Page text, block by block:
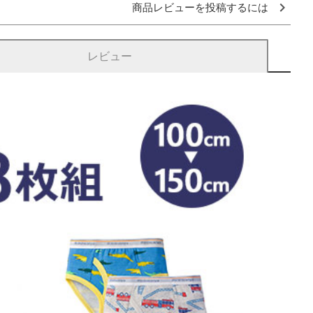
商品レビューを投稿するには
レビュー